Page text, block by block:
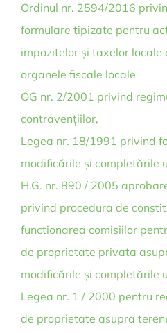
Ordinul nr. 2594/2016
formulare tipizate pentru
impozitelor și taxelor
organele fiscale locale
OG nr. 2/2001 privind
contravențiilor,
Legea nr. 18/1991 privind
modificările și completările
H.G. nr. 890 / 2005
privind procedura de
functionarea comisiilor
de proprietate privata
modificările și completările
Legea nr. 1 / 2000 pentru
de proprietate asupra